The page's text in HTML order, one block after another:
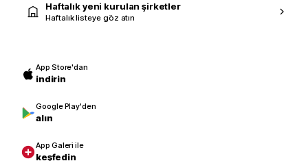
Haftalık yeni kurulan şirketler
Haftalık listeye göz atın
App Store'dan
indirin
Google Play'den
alın
App Galeri ile
keşfedin